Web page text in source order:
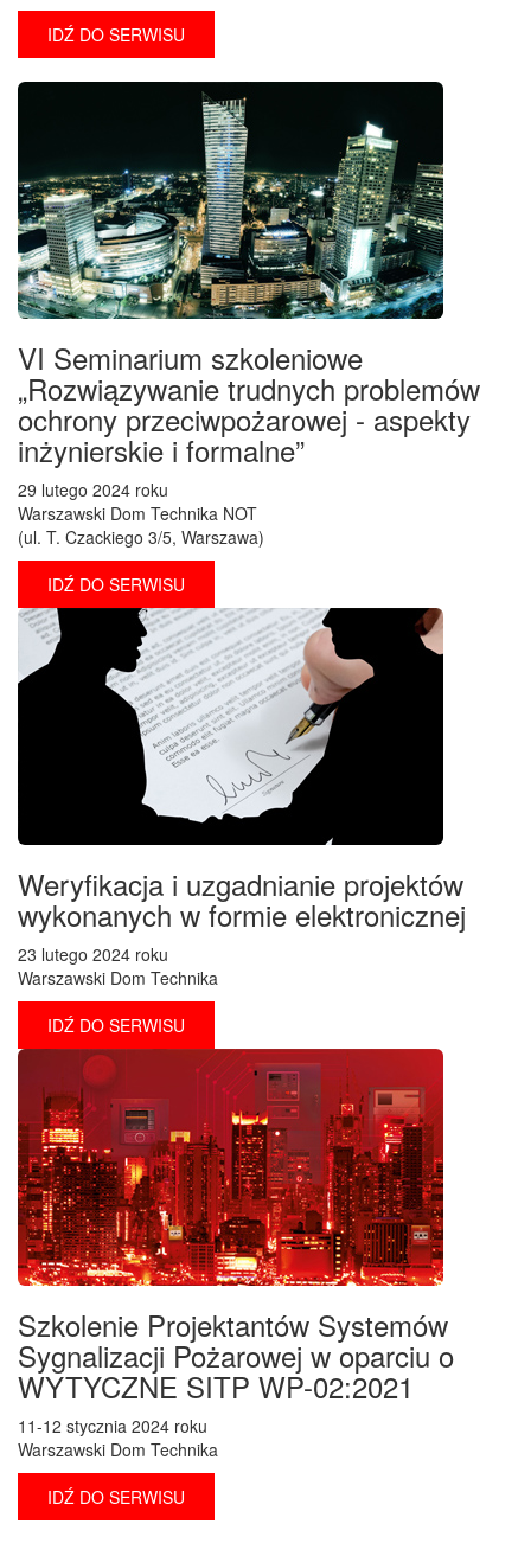
IDŹ DO SERWISU
VI Seminarium szkoleniowe
„Rozwiązywanie trudnych problemów
ochrony przeciwpożarowej - aspekty
inżynierskie i formalne”
29 lutego 2024 roku
Warszawski Dom Technika NOT
(ul. T. Czackiego 3/5, Warszawa)
IDŹ DO SERWISU
Weryfikacja i uzgadnianie projektów
wykonanych w formie elektronicznej
23 lutego 2024 roku
Warszawski Dom Technika
IDŹ DO SERWISU
Szkolenie Projektantów Systemów
Sygnalizacji Pożarowej w oparciu o
WYTYCZNE SITP WP-02:2021
11-12 stycznia 2024 roku
Warszawski Dom Technika
IDŹ DO SERWISU